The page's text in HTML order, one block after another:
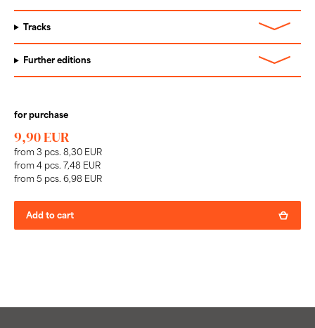
Tracks
Further editions
for purchase
9,90 EUR
from 3 pcs. 8,30 EUR
from 4 pcs. 7,48 EUR
from 5 pcs. 6,98 EUR
Add to cart